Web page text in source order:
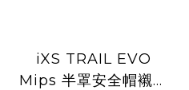
iXS TRAIL EVO
Mips 半罩安全帽襯墊